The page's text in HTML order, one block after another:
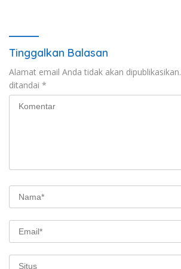
Tinggalkan Balasan
Alamat email Anda tidak akan dipublikasikan.
ditandai *